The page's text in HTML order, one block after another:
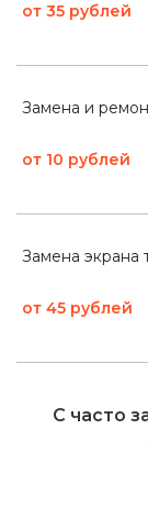
от 35 рублей
Замена и
от 10 рублей
Замена экрана
от 45 рублей
С часто